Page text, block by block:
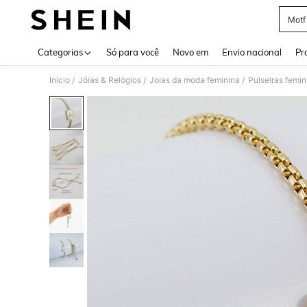
Motf
Categorias Só para você Novo em Envio nacional
Início / Jóias & Relógios / Joias da moda feminina / Pulseiras